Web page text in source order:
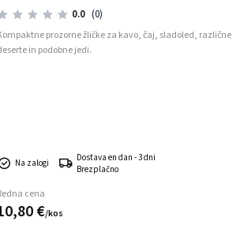
0.0 (0)
prozorne žličke za kavo, čaj, sladoled, različne
in podobne jedi.
Na zalogi
Dostava en dan - 3 dni
Brezplačno
cena
80€/kos